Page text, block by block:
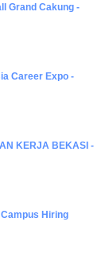
Grand Cakung -
Career Expo -
KERJA BEKASI -
Hiring